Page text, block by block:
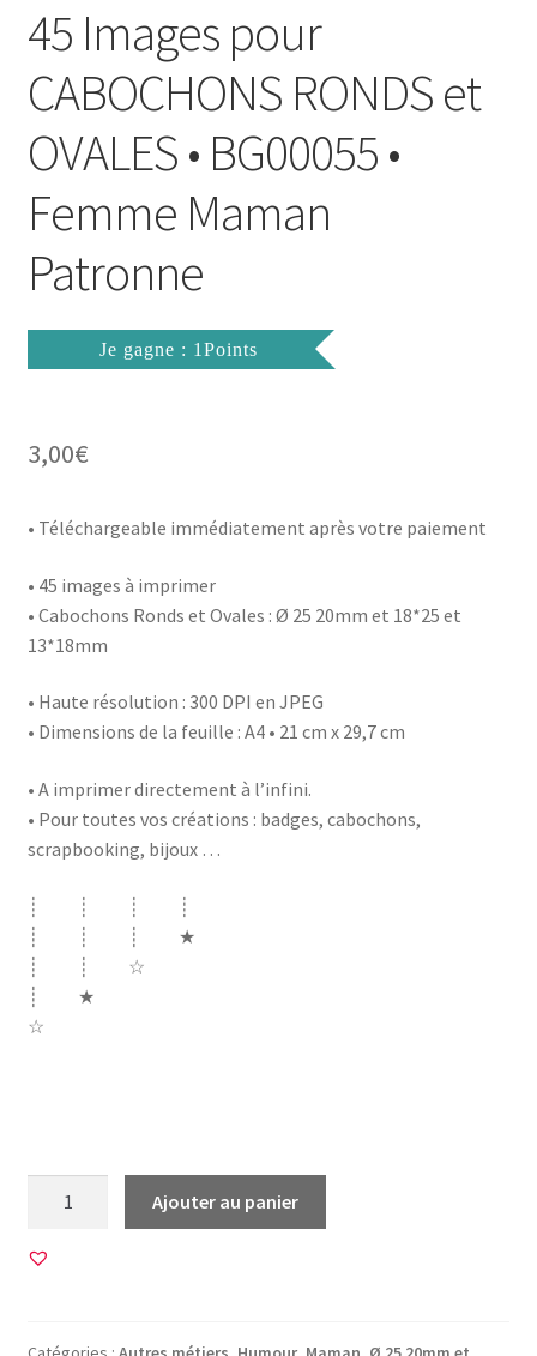
Politique de Confidentialité
Validation de la commande
45 Images pour
CABOCHONS RONDS et
OVALES • BG00055 •
Femme Maman
Patronne
Je gagne : 1Points
3,00€
• Téléchargeable immédiatement après votre paiement
• 45 images à imprimer
• Cabochons Ronds et Ovales : Ø 25 20mm et 18*25 et
13*18mm
• Haute résolution : 300 DPI en JPEG
• Dimensions de la feuille : A4 • 21 cm x 29,7 cm
• A imprimer directement à l’infini.
• Pour toutes vos créations : badges, cabochons,
scrapbooking, bijoux …
┊ ┊ ┊ ┊
┊ ┊ ┊ ★
┊ ┊ ☆
┊ ★
☆
45
Ajouter au panier